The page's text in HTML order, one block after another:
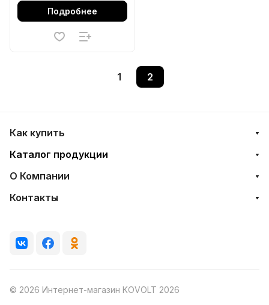
Подробнее
1 2
Как купить
Каталог продукции
О Компании
Контакты
© 2026 Интернет-магазин KOVOLT 2026